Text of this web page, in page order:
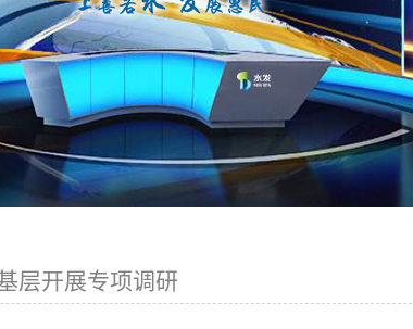
绿色建筑
新型材料
科技创新
公司资料
企业管治
董事会成员
财务资料
党建活动
群团工会
纪律检查
层开展专项调研